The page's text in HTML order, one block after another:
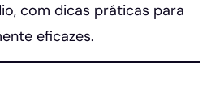
com dicas práticas para
eficazes.